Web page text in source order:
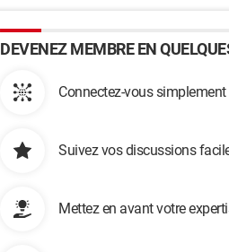
DEVENEZ MEMBRE EN
Connectez-vous
Suivez vos discussions
Mettez en avant votre